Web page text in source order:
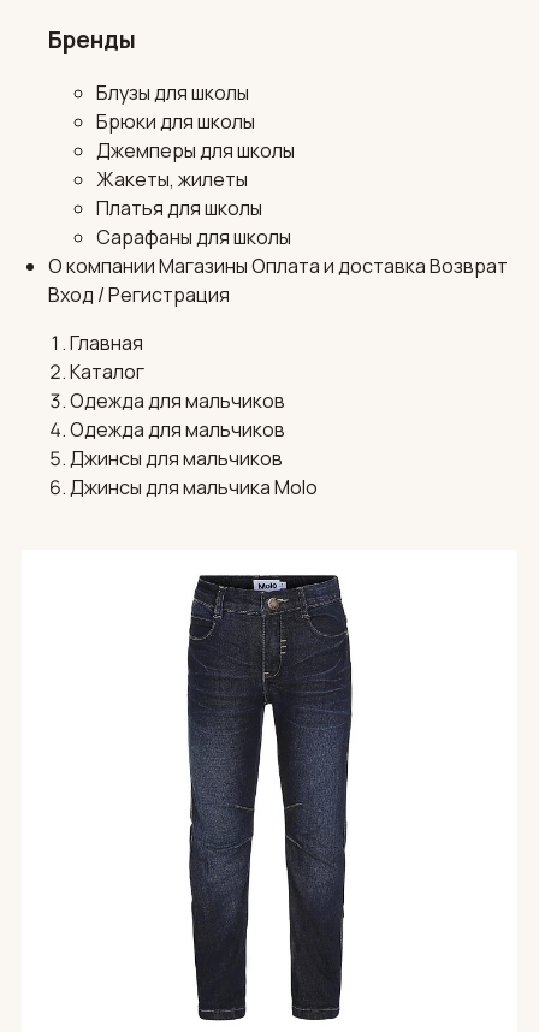
Бренды
Блузы для школы
Брюки для школы
Джемперы для школы
Жакеты, жилеты
Платья для школы
Сарафаны для школы
О компанииМагазиныОплата и доставкаВозврат
Вход / Регистрация
Главная
Каталог
Одежда для мальчиков
Одежда для мальчиков
Джинсы для мальчиков
Джинсы для мальчика Molo